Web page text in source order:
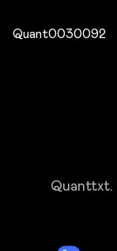
Quant0030092
Quanttxt.